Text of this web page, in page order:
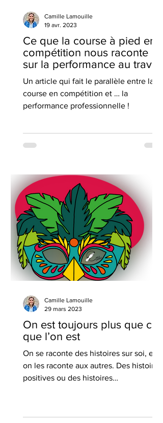
Ce que la course à pied en
compétition nous raconte
sur la performance au travail
Un article qui fait le parallèle entre la
course en compétition et … la
performance professionnelle !
Camille Lamouille
19 avr. 2023
On est toujours plus que ce
que l’on est
On se raconte des histoires sur soi, et
on les raconte aux autres. Des histoires
positives ou des histoires
Camille Lamouille
29 mars 2023